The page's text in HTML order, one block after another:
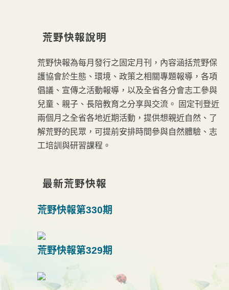
荒野快報說明
荒野快報為每月發行之固定月刊，內容涵括荒野保
護協會於生態、環境、政策之相關專題報導，各項
倡議、宣傳之活動報導，以及全省各分會志工參與
兒童、親子、長陪教育之分享與交流。 固定刊登近
兩個月之全省各地近期活動，提供想親近自然、了
解荒野的民眾，可提前安排時間參與自然體驗、志
工培訓與研習課程。
最新荒野快報
荒野快報第330期
荒野快報第329期